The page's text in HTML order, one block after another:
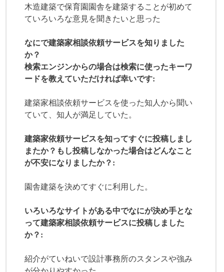
木造建築で保育園園舎を建築することが初めて
ていろいろな意見を聞きたいと思った
なにで建築家相談依頼サービスを知りました
か？
検索エンジンからの場合は検索に使ったキーワ
ードを教えていただければ幸いです:
建築家相談依頼サービスを使った知人から聞い
ていて、知人が満足していた。
建築家依頼サービスを知ってすぐに投稿しまし
またか？もし投稿しなかった場合はどんなこと
が不安になりましたか？:
園舎建築を決めてすぐに利用した。
いろいろなサイトがある中でなにが決め手とな
って建築家相談依頼サービスに投稿しました
か？:
紹介がていねいで設計事務所のスタンスや強み